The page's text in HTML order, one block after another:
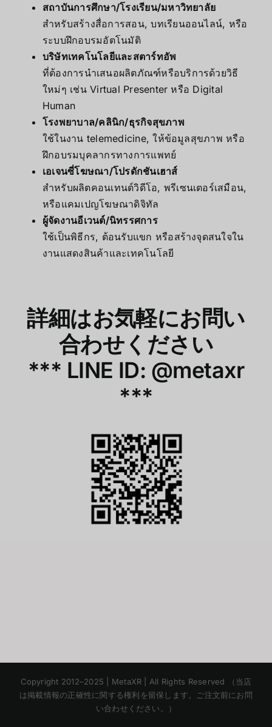
สถาบันการศึกษา/โรงเรียน/มหาวิทยาลัย
สำหรับสร้างสื่อการสอน, บทเรียนออนไลน์, หรือ
ระบบฝึกอบรมอัตโนมัติ
บริษัทเทคโนโลยีและสตาร์ทอัพ
ที่ต้องการนำเสนอผลิตภัณฑ์หรือบริการด้วยวิธี
ใหม่ๆ เช่น Virtual Presenter หรือ Digital
Human
โรงพยาบาล/คลินิก/ธุรกิจสุขภาพ
ใช้ในงาน telemedicine, ให้ข้อมูลสุขภาพ หรือ
ฝึกอบรมบุคลากรทางการแพทย์
เอเจนซี่โฆษณา/โปรดักชันเฮาส์
สำหรับผลิตคอนเทนต์วิดีโอ, พรีเซนเตอร์เสมือน,
หรือแคมเปญโฆษณาดิจิทัล
ผู้จัดงานอีเวนต์/นิทรรศการ
ใช้เป็นพิธีกร, ต้อนรับแขก หรือสร้างจุดสนใจใน
งานแสดงสินค้าและเทคโนโลยี
詳細はお気軽にお問い
合わせください
*** LINE ID: @metaxr
***
Copyright 2012–2025 | MetaXR | All Rights Reserved （当店
は掲載情報の正確性に関する権利を留保します。ご注文前にお問
い合わせください。）
Chinese